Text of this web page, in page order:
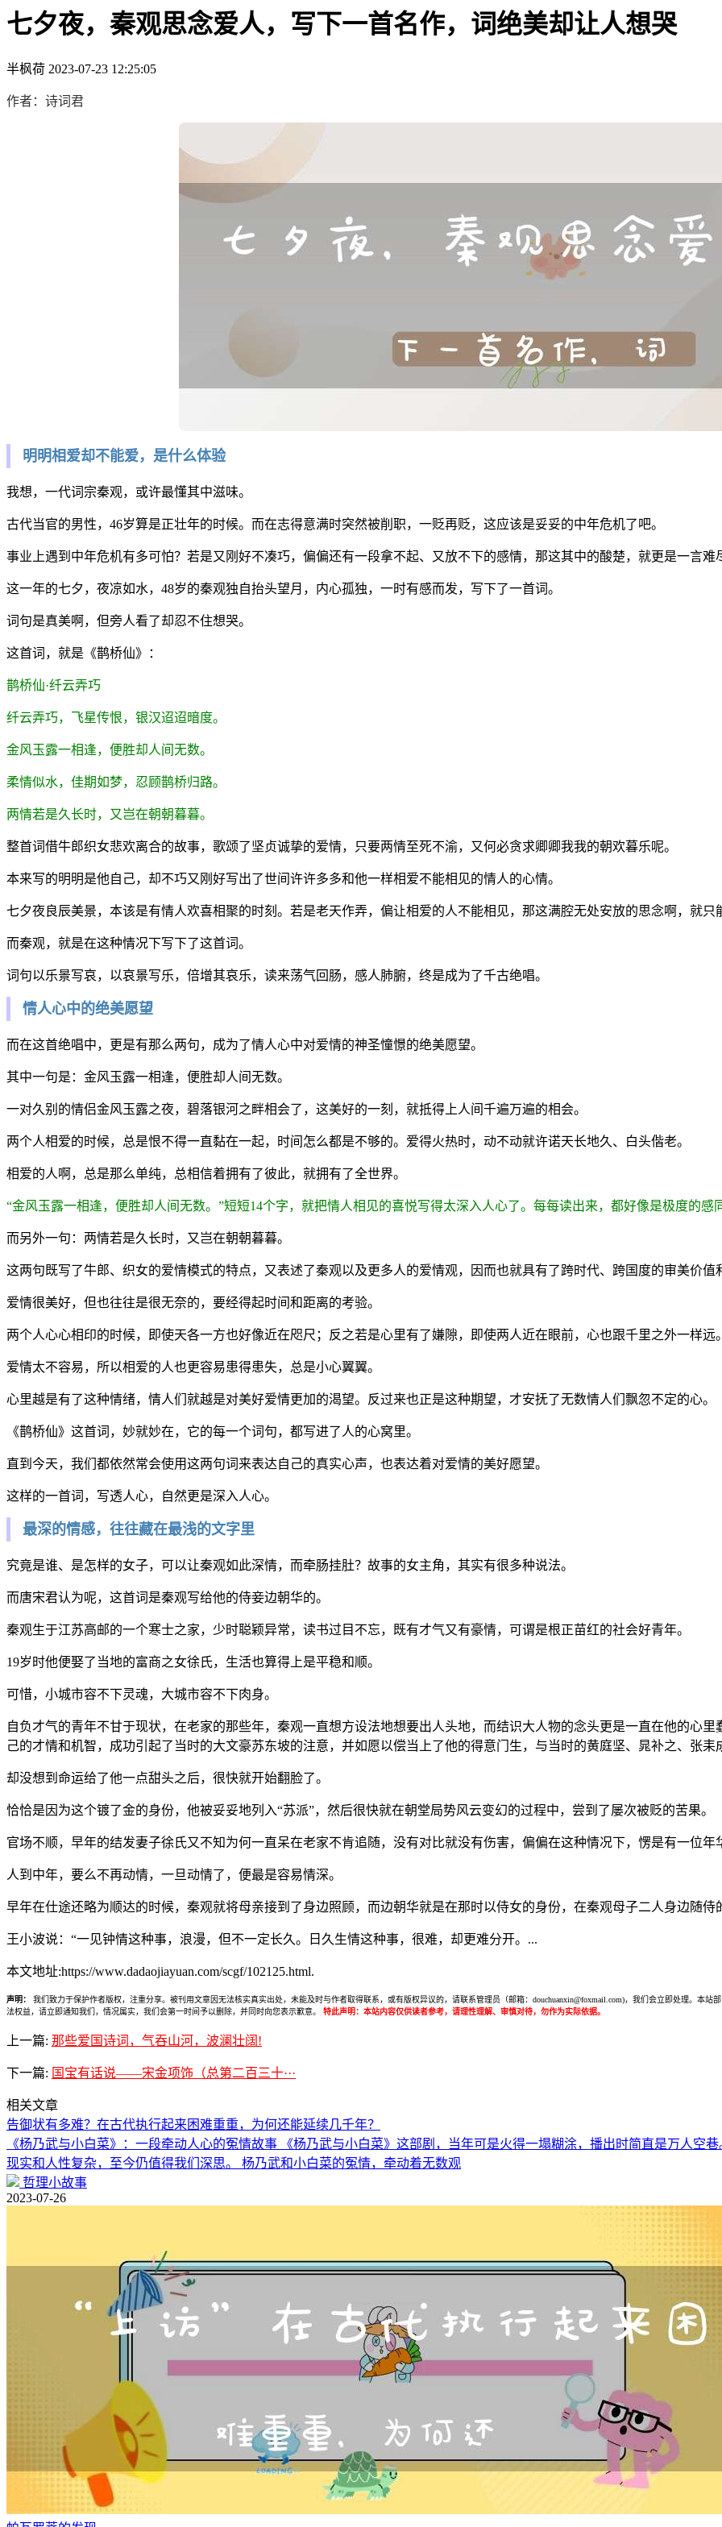
七夕夜，秦观思念爱人，写下一首名作，词绝美却让人想哭
半枫荷 2023-07-23 12:25:05
作者：诗词君
明明相爱却不能爱，是什么体验
我想，一代词宗秦观，或许最懂其中滋味。
古代当官的男性，46岁算是正壮年的时候。而在志得意满时突然被削职，一贬再贬，这应该是妥妥的中年危机了吧。
事业上遇到中年危机有多可怕？若是又刚好不凑巧，偏偏还有一段拿不起、又放不下的感情，那这其中的酸楚，就更是一言难
这一年的七夕，夜凉如水，48岁的秦观独自抬头望月，内心孤独，一时有感而发，写下了一首词。
词句是真美啊，但旁人看了却忍不住想哭。
这首词，就是《鹊桥仙》：
鹊桥仙·纤云弄巧
纤云弄巧，飞星传恨，银汉迢迢暗度。
金风玉露一相逢，便胜却人间无数。
柔情似水，佳期如梦，忍顾鹊桥归路。
两情若是久长时，又岂在朝朝暮暮。
整首词借牛郎织女悲欢离合的故事，歌颂了坚贞诚挚的爱情，只要两情至死不渝，又何必贪求卿卿我我的朝欢暮乐呢。
本来写的明明是他自己，却不巧又刚好写出了世间许许多多和他一样相爱不能相见的情人的心情。
七夕夜良辰美景，本该是有情人欢喜相聚的时刻。若是老天作弄，偏让相爱的人不能相见，那这满腔无处安放的思念啊，就
而秦观，就是在这种情况下写下了这首词。
词句以乐景写哀，以哀景写乐，倍增其哀乐，读来荡气回肠，感人肺腑，终是成为了千古绝唱。
情人心中的绝美愿望
而在这首绝唱中，更是有那么两句，成为了情人心中对爱情的神圣憧憬的绝美愿望。
其中一句是：金风玉露一相逢，便胜却人间无数。
一对久别的情侣金风玉露之夜，碧落银河之畔相会了，这美好的一刻，就抵得上人间千遍万遍的相会。
两个人相爱的时候，总是恨不得一直黏在一起，时间怎么都是不够的。爱得火热时，动不动就许诺天长地久、白头偕老。
相爱的人啊，总是那么单纯，总相信着拥有了彼此，就拥有了全世界。
“金风玉露一相逢，便胜却人间无数。”短短14个字，就把情人相见的喜悦写得太深入人心了。每每读出来，都好像是极度的感
而另外一句：两情若是久长时，又岂在朝朝暮暮。
这两句既写了牛郎、织女的爱情模式的特点，又表述了秦观以及更多人的爱情观，因而也就具有了跨时代、跨国度的审美价值
爱情很美好，但也往往是很无奈的，要经得起时间和距离的考验。
两个人心心相印的时候，即使天各一方也好像近在咫尺；反之若是心里有了嫌隙，即使两人近在眼前，心也跟千里之外一样远
爱情太不容易，所以相爱的人也更容易患得患失，总是小心翼翼。
心里越是有了这种情绪，情人们就越是对美好爱情更加的渴望。反过来也正是这种期望，才安抚了无数情人们飘忽不定的心。
《鹊桥仙》这首词，妙就妙在，它的每一个词句，都写进了人的心窝里。
直到今天，我们都依然常会使用这两句词来表达自己的真实心声，也表达着对爱情的美好愿望。
这样的一首词，写透人心，自然更是深入人心。
最深的情感，往往藏在最浅的文字里
究竟是谁、是怎样的女子，可以让秦观如此深情，而牵肠挂肚？故事的女主角，其实有很多种说法。
而唐宋君认为呢，这首词是秦观写给他的侍妾边朝华的。
秦观生于江苏高邮的一个寒士之家，少时聪颖异常，读书过目不忘，既有才气又有豪情，可谓是根正苗红的社会好青年。
19岁时他便娶了当地的富商之女徐氏，生活也算得上是平稳和顺。
可惜，小城市容不下灵魂，大城市容不下肉身。
自负才气的青年不甘于现状，在老家的那些年，秦观一直想方设法地想要出人头地，而结识大人物的念头更是一直在他的心
己的才情和机智，成功引起了当时的大文豪苏东坡的注意，并如愿以偿当上了他的得意门生，与当时的黄庭坚、晁补之、张耒
却没想到命运给了他一点甜头之后，很快就开始翻脸了。
恰恰是因为这个镀了金的身份，他被妥妥地列入“苏派”，然后很快就在朝堂局势风云变幻的过程中，尝到了屡次被贬的苦果。
官场不顺，早年的结发妻子徐氏又不知为何一直呆在老家不肯追随，没有对比就没有伤害，偏偏在这种情况下，愣是有一位
人到中年，要么不再动情，一旦动情了，便最是容易情深。
早年在仕途还略为顺达的时候，秦观就将母亲接到了身边照顾，而边朝华就是在那时以侍女的身份，在秦观母子二人身边随侍
王小波说：“一见钟情这种事，浪漫，但不一定长久。日久生情这种事，很难，却更难分开。...
本文地址:https://www.dadaojiayuan.com/scgf/102125.html.
声明：
我们致力于保护作者版权，注重分享。被刊用文章因无法核实真实出处，未能及时与作者取得联系，或有版权异议的，请联系管理员（邮箱：douchuanxin@foxmail.com)，我们会立即处理。本
法权益，请立即通知我们，情况属实，我们会第一时间予以删除，并同时向您表示歉意。
特此声明：本站内容仅供读者参考，请理性理解、审慎对待，勿作为实际依据。
上一篇: 那些爱国诗词，气吞山河，波澜壮阔!
下一篇: 国宝有话说——宋金项饰（总第二百三十···
相关文章
告御状有多难？在古代执行起来困难重重，为何还能延续几千年？
《杨乃武与小白菜》：一段牵动人心的冤情故事 《杨乃武与小白菜》这部剧，当年可是火得一塌糊涂，播出时简直是万人空
现实和人性复杂，至今仍值得我们深思。 杨乃武和小白菜的冤情，牵动着无数观
哲理小故事
2023-07-26